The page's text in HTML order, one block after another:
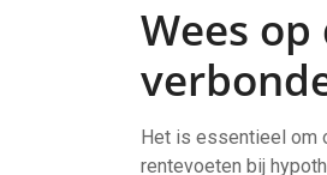
Wees
Het is essentieel om
rentevoeten bij